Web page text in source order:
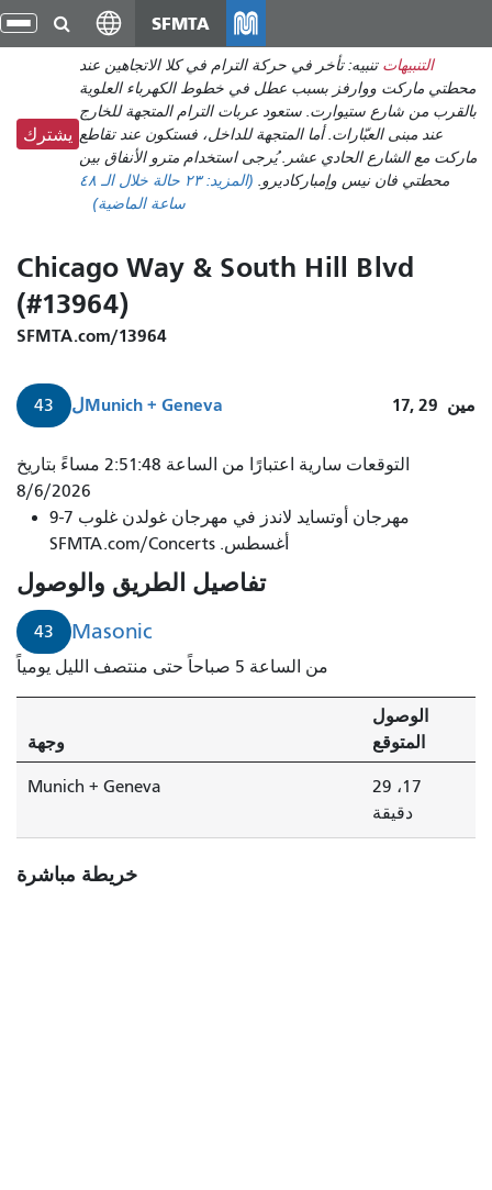
انتقل
إلى
المحتوى
الرئيسي
SFMTA
التنبيهات تنبيه: تأخر في حركة الترام في كلا الاتجاهين عند
محطتي ماركت ووارفز بسبب عطل في خطوط الكهرباء العلوية
بالقرب من شارع ستيوارت. ستعود عربات الترام المتجهة للخارج
عند مبنى العبّارات. أما المتجهة للداخل، فستكون عند تقاطع
ماركت مع الشارع الحادي عشر. يُرجى استخدام مترو الأنفاق بين
محطتي فان نيس وإمباركاديرو. (المزيد:٢٣ حالة
خلال الـ ٤٨
ساعة الماضية)
يشترك
Chicago Way & South Hill Blvd
(#13964)
SFMTA.com/13964
43 لMunich + Geneva 17, 29 مين
التوقعات سارية اعتبارًا من الساعة 2:51:48 مساءً بتاريخ
8/6/2026
مهرجان أوتسايد لاندز في مهرجان غولدن غلوب 7-9
أغسطس. SFMTA.com/Concerts
تفاصيل الطريق والوصول
43 Masonic
من الساعة 5 صباحاً حتى منتصف الليل يومياً
وجهة
الوصول
المتوقع
Munich + Geneva
17، 29
دقيقة
خريطة مباشرة